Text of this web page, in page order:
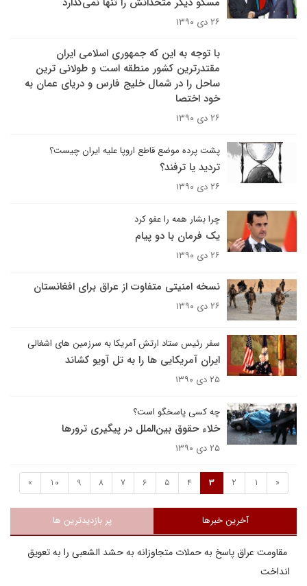
۲۶ دی ۱۳۹۰
با توجه به این که جمهوری اسلامی ایران
مقتدرترین کشور منطقه است و طولانی ترین
ساحل را در شمال خلیج فارس و دریای عمان به
خود اختصا
۲۶ دی ۱۳۹۰
پشت پرده موضع قاطع اروپا علیه ایران چیست؟
تردید یا ترفند؟
۲۶ دی ۱۳۹۰
چرا بشار همه را عفو کرد
یک فرمان با دو پیام
۲۶ دی ۱۳۹۰
نسخه امنیتی متفاوت از عراق برای افغانستان
۲۶ دی ۱۳۹۰
سفر رئیس ستاد ارتش آمریکا به سرزمین های اشغالی
ایران آمریکایی ها را به تل آویو کشاند
۲۵ دی ۱۳۹۰
چه کسی پاسخگو است؟
خلاء حقوق بین‌الملل در پیگیری ترورها
۲۵ دی ۱۳۹۰
«
1
2
3
4
5
6
7
8
9
10
»
آخرین خبرها پر بازدیدترین ها
مقاومت عراق پاسخ به حملات متجاوزانه به حشد الشعبی را به تعویق
انداخت